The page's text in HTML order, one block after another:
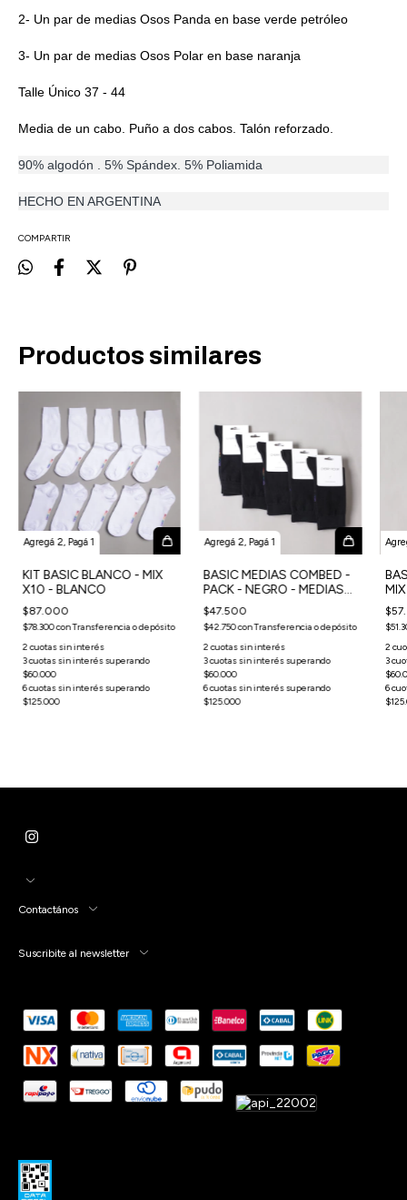
2- Un par de medias Osos Panda en base verde petróleo
3- Un par de medias Osos Polar en base naranja
Talle Único 37 - 44
Media de un cabo. Puño a dos cabos. Talón reforzado.
90% algodón . 5% Spándex. 5% Poliamida
HECHO EN ARGENTINA
COMPARTIR
Productos similares
Agregá 2, Pagá 1
KIT BASIC BLANCO - MIX
X10 - BLANCO
$87.000
$78.300conTransferencia o depósito
Agregá 2, Pagá 1
BASIC MEDIAS COMBED -
PACK - NEGRO - MEDIAS
x5
$47.500
$42.750conTransferencia o depósito
x6
Contactános
Suscribite al newsletter